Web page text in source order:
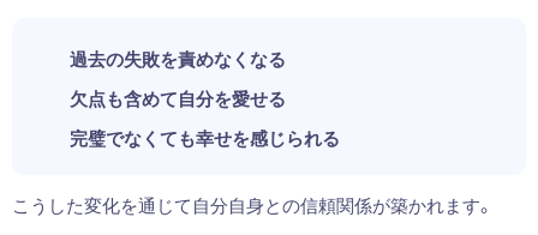
過去の失敗を責めなくなる
欠点も含めて自分を愛せる
完璧でなくても幸せを感じられる
こうした変化を通じて自分自身との信頼関係が築かれます。